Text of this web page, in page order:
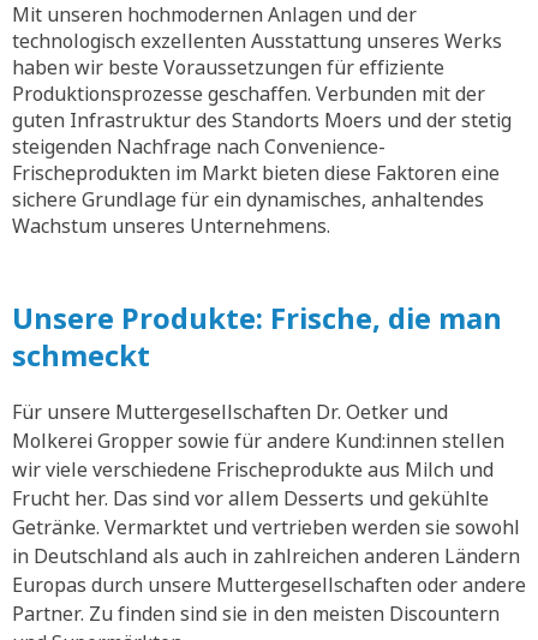
Mit unseren hochmodernen Anlagen und der
technologisch exzellenten Ausstattung unseres Werks
haben wir beste Voraussetzungen für effiziente
Produktionsprozesse geschaffen. Verbunden mit der
guten Infrastruktur des Standorts Moers und der stetig
steigenden Nachfrage nach Convenience-
Frischeprodukten im Markt bieten diese Faktoren eine
sichere Grundlage für ein dynamisches, anhaltendes
Wachstum unseres Unternehmens.
Unsere Produkte: Frische, die man
schmeckt
Für unsere Muttergesellschaften Dr. Oetker und
Molkerei Gropper sowie für andere Kund:innen stellen
wir viele verschiedene Frischeprodukte aus Milch und
Frucht her. Das sind vor allem Desserts und gekühlte
Getränke. Vermarktet und vertrieben werden sie sowohl
in Deutschland als auch in zahlreichen anderen Ländern
Europas durch unsere Muttergesellschaften oder andere
Partner. Zu finden sind sie in den meisten Discountern